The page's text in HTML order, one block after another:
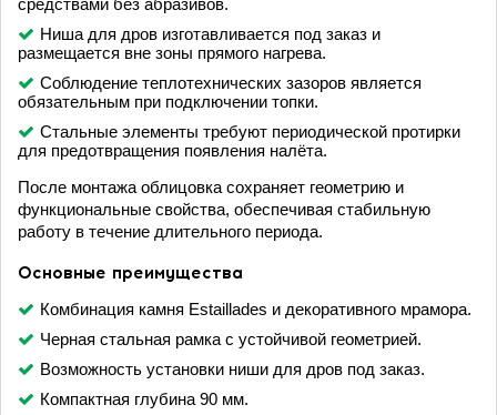
средствами без абразивов.
Ниша для дров изготавливается под заказ и
размещается вне зоны прямого нагрева.
Соблюдение теплотехнических зазоров является
обязательным при подключении топки.
Стальные элементы требуют периодической протирки
для предотвращения появления налёта.
После монтажа облицовка сохраняет геометрию и
функциональные свойства, обеспечивая стабильную
работу в течение длительного периода.
Основные преимущества
Комбинация камня Estaillades и декоративного мрамора.
Черная стальная рамка с устойчивой геометрией.
Возможность установки ниши для дров под заказ.
Компактная глубина 90 мм.